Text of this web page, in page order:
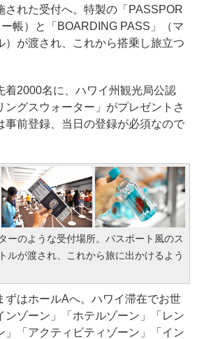
された受付へ。特製の「PASSPOR
帳）と「BOARDING PASS」（マ
）が渡され、これから搭乗し旅立つ
2000名に、ハワイ州観光局公認
ングスウォーター」がプレゼントさ
事前登録、当日の登録が必須なので
ーのような受付場所。パスポート風のス
ルが渡され、これから旅に出かけるよう
はホールAへ。ハワイ滞在でお世
ンゾーン」「ホテルゾーン」「レン
」「アクティビティゾーン」「イン